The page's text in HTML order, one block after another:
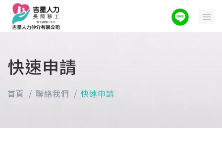
快速申請
首頁 聯絡我們 快速申請